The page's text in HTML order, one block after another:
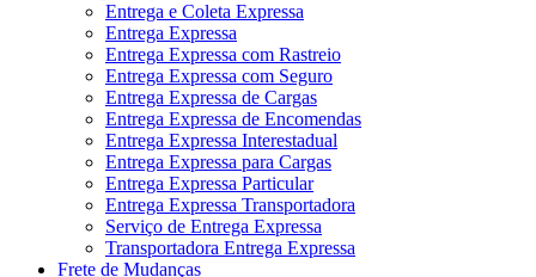
Entrega e Coleta Expressa
Entrega Expressa
Entrega Expressa com Rastreio
Entrega Expressa com Seguro
Entrega Expressa de Cargas
Entrega Expressa de Encomendas
Entrega Expressa Interestadual
Entrega Expressa para Cargas
Entrega Expressa Particular
Entrega Expressa Transportadora
Serviço de Entrega Expressa
Transportadora Entrega Expressa
Frete de Mudanças